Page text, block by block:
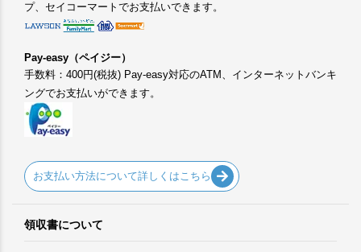
プ、セイコーマートでお支払いできます。
Pay-easy（ペイジー）
手数料：400円(税抜) Pay-easy対応のATM、インターネットバンキ
ングでお支払いができます。
お支払い方法について詳しくはこちら
領収書について